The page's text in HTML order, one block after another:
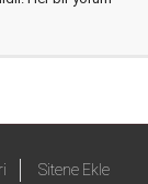
Sitene Ekle